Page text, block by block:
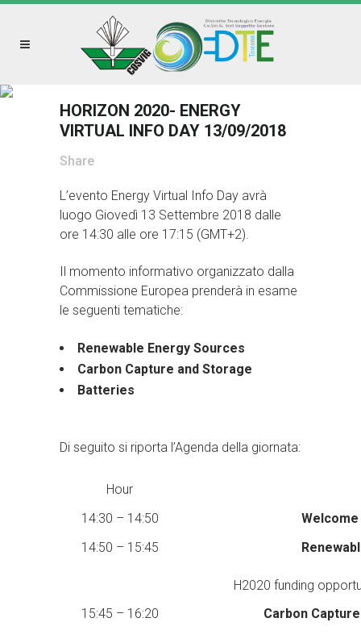
HORIZON 2020- ENERGY
VIRTUAL INFO DAY 13/09/2018
Share
L’evento Energy Virtual Info Day avrà
luogo Giovedì 13 Settembre 2018 dalle
ore 14:30 alle ore 17:15 (GMT+2).
Il momento informativo organizzato dalla
Commissione Europea prenderà in esame
le seguenti tematiche:
Renewable Energy Sources
Carbon Capture and Storage
Batteries
Di seguito si riporta l’Agenda della giornata:
Hour
14:30 – 14:50
14:50 – 15:45
H2020 funding
15:45 – 16:20
Carbon